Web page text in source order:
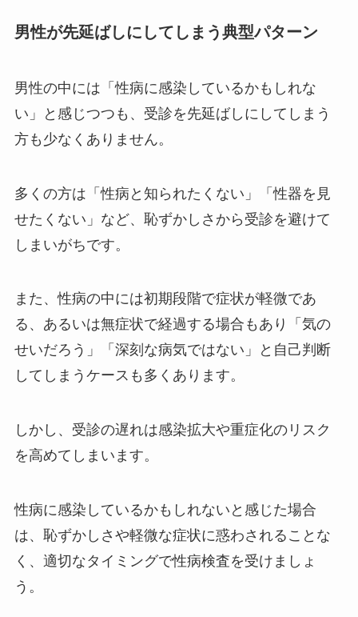
男性が先延ばしにしてしまう典型パターン
男性の中には「性病に感染しているかもしれな
い」と感じつつも、受診を先延ばしにしてしまう
方も少なくありません。
多くの方は「性病と知られたくない」「性器を見
せたくない」など、恥ずかしさから受診を避けて
しまいがちです。
また、性病の中には初期段階で症状が軽微であ
る、あるいは無症状で経過する場合もあり「気の
せいだろう」「深刻な病気ではない」と自己判断
してしまうケースも多くあります。
しかし、受診の遅れは感染拡大や重症化のリスク
を高めてしまいます。
性病に感染しているかもしれないと感じた場合
は、恥ずかしさや軽微な症状に惑わされることな
く、適切なタイミングで性病検査を受けましょ
う。